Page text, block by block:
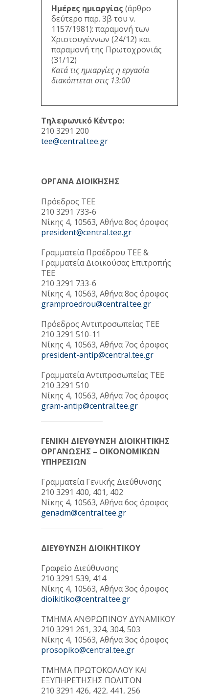
Ημέρες ημιαργίας (άρθρο
δεύτερο παρ. 3β του ν.
1157/1981): παραμονή των
Χριστουγέννων (24/12) και
παραμονή της Πρωτοχρονιάς
(31/12)
Κατά τις ημιαργίες η εργασία
διακόπτεται στις 13:00
Τηλεφωνικό Κέντρο:
210 3291 200
tee@central.tee.gr
ΟΡΓΑΝΑ ΔΙΟΙΚΗΣΗΣ
Πρόεδρος ΤΕΕ
210 3291 733-6
Νίκης 4, 10563, Αθήνα 8ος όροφος
president@central.tee.gr
Γραμματεία Προέδρου ΤΕΕ &
Γραμματεία Διοικούσας Επιτροπής
ΤΕΕ
210 3291 733-6
Νίκης 4, 10563, Αθήνα 8ος όροφος
gramproedrou@central.tee.gr
Πρόεδρος Αντιπροσωπείας ΤΕΕ
210 3291 510-11
Νίκης 4, 10563, Αθήνα 7ος όροφος
president-antip@central.tee.gr
Γραμματεία Αντιπροσωπείας ΤΕΕ
210 3291 510
Νίκης 4, 10563, Αθήνα 7ος όροφος
gram-antip@central.tee.gr
ΓΕΝΙΚΗ ΔΙΕΥΘΥΝΣΗ ΔΙΟΙΚΗΤΙΚΗΣ
ΟΡΓΑΝΩΣΗΣ – ΟΙΚΟΝΟΜΙΚΩΝ
ΥΠΗΡΕΣΙΩΝ
Γραμματεία Γενικής Διεύθυνσης
210 3291 400, 401, 402
Νίκης 4, 10563, Αθήνα 6ος όροφος
genadm@central.tee.gr
ΔΙΕΥΘΥΝΣΗ ΔΙΟΙΚΗΤΙΚΟΥ
Γραφείο Διεύθυνσης
210 3291 539, 414
Νίκης 4, 10563, Αθήνα 3ος όροφος
dioikitiko@central.tee.gr
ΤΜΗΜΑ ΑΝΘΡΩΠΙΝΟΥ ΔΥΝΑΜΙΚΟΥ
210 3291 261, 324, 304, 503
Νίκης 4, 10563, Αθήνα 3ος όροφος
prosopiko@central.tee.gr
ΤΜΗΜΑ ΠΡΩΤΟΚΟΛΛΟΥ ΚΑΙ
ΕΞΥΠΗΡΕΤΗΣΗΣ ΠΟΛΙΤΩΝ
210 3291 426, 422, 441, 256